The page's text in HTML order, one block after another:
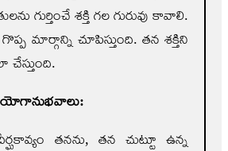
గుర్తించే శక్తి గల గురువు కావాలి.
మార్గాన్ని చూపిస్తుంది. తన శక్తిని
చేస్తుంది.
యోగానుభవాలు:
తనను, తన చుట్టూ ఉన్న